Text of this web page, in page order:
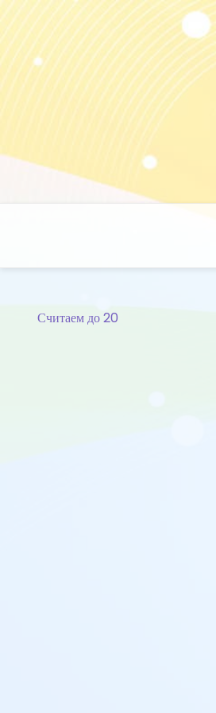
Skip
to
content
Считаем до 20